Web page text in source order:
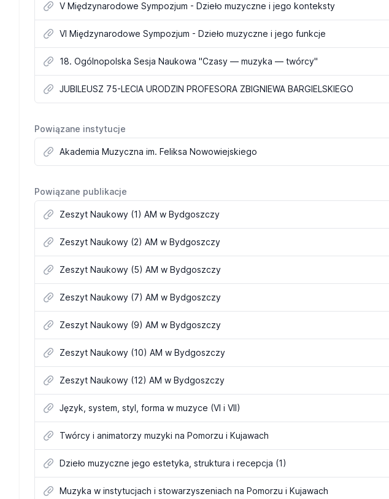
V Międzynarodowe Sympozjum - Dzieło muzyczne i jego konteksty
VI Międzynarodowe Sympozjum - Dzieło muzyczne i jego funkcje
18. Ogólnopolska Sesja Naukowa "Czasy — muzyka — twórcy"
JUBILEUSZ 75-LECIA URODZIN PROFESORA ZBIGNIEWA BARGIELSKIEGO
Powiązane instytucje
Akademia Muzyczna im. Feliksa Nowowiejskiego
Powiązane publikacje
Zeszyt Naukowy (1) AM w Bydgoszczy
Zeszyt Naukowy (2) AM w Bydgoszczy
Zeszyt Naukowy (5) AM w Bydgoszczy
Zeszyt Naukowy (7) AM w Bydgoszczy
Zeszyt Naukowy (9) AM w Bydgoszczy
Zeszyt Naukowy (10) AM w Bydgoszczy
Zeszyt Naukowy (12) AM w Bydgoszczy
Język, system, styl, forma w muzyce (VI i VII)
Twórcy i animatorzy muzyki na Pomorzu i Kujawach
Dzieło muzyczne jego estetyka, struktura i recepcja (1)
Muzyka w instytucjach i stowarzyszeniach na Pomorzu i Kujawach